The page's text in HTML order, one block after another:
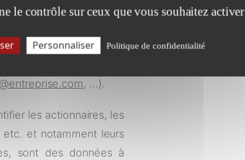
(secteur, chiffre
de standard
…).
les actionnaires, les
et notamment leurs
sont des données à
le contrôle sur ceux que vous souhaitez activer
Personnaliser Politique de confidentialité